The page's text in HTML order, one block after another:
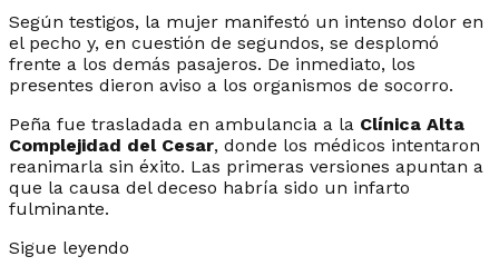
Según testigos, la mujer manifestó un intenso dolor en
el pecho y, en cuestión de segundos, se desplomó
frente a los demás pasajeros. De inmediato, los
presentes dieron aviso a los organismos de socorro.
Peña fue trasladada en ambulancia a la Clínica Alta
Complejidad del Cesar, donde los médicos intentaron
reanimarla sin éxito. Las primeras versiones apuntan a
que la causa del deceso habría sido un infarto
fulminante.
Sigue leyendo